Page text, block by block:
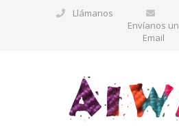
Llámanos
Envíanos un
Email